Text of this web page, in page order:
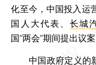
化至今，中国投入运
国人大代表、长城
国“两会”期间提出议
中国政府定义的新